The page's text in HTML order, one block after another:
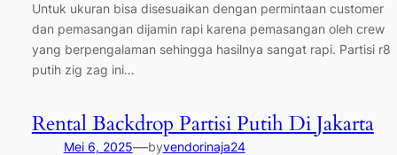
Untuk ukuran bisa disesuaikan dengan permintaan customer
dan pemasangan dijamin rapi karena pemasangan oleh crew
yang berpengalaman sehingga hasilnya sangat rapi. Partisi r8
putih zig zag ini…
Rental Backdrop Partisi Putih Di Jakarta
Mei 6, 2025—byvendorinaja24